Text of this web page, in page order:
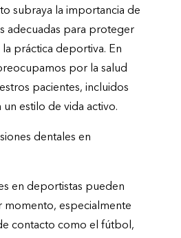
subraya la importancia de
adecuadas para proteger
práctica deportiva. En
por la salud
pacientes, incluidos
estilo de vida activo.
dentales en
en deportistas pueden
momento, especialmente
contacto como el fútbol,